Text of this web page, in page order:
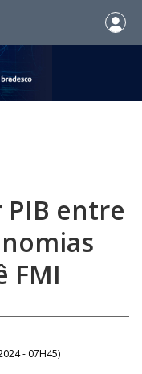
entre
FMI
- 07H45)